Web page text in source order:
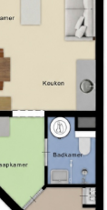
Hij denkt graag
te bereiken.